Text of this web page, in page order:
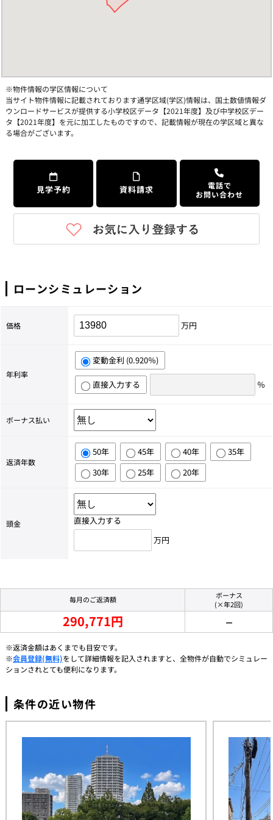
※物件情報の学区情報について
当サイト物件情報に記載されております通学区域(学区)情報は、国土数値情報ダ
ウンロードサービスが提供する小学校区データ【2021年度】及び中学校区デー
タ【2021年度】を元に加工したものですので、記載情報が現在の学区域と異な
る場合がございます。
見学予約 資料請求
電話で
お問い合わせ
ローンシミュレーション
価格 万円
年利率
変動金利 (0.920％)
直接入力する ％
ボーナス払い
返済年数
50年 45年 40年
35年
30年
25年 20年
頭金
直接入力する
万円
毎月のご返済額
ボーナス
(×年2回)
290,771円 －
※返済金額はあくまでも目安です。
※会員登録(無料)をして詳細情報を記入されますと、全物件が自動でシミュレー
ションされとても便利になります。
条件の近い物件